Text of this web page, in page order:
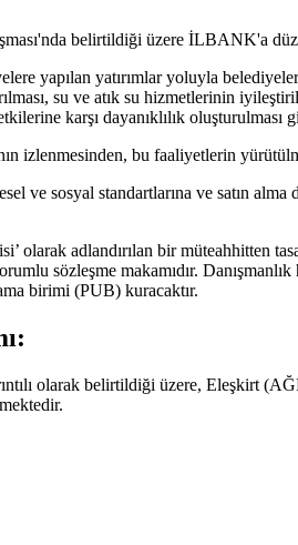
belirtildiği üzere İLBANK'a
yapılan yatırımlar yoluyla
su ve atık su hizmetlerinin
karşı dayanıklılık
izlenmesinden, bu faaliyetlerin
ve sosyal standartlarına ve satın
olarak adlandırılan bir müteahhitten
sözleşme makamıdır.
birimi (PUB) kuracaktır.
olarak belirtildiği üzere, Eleşkirt